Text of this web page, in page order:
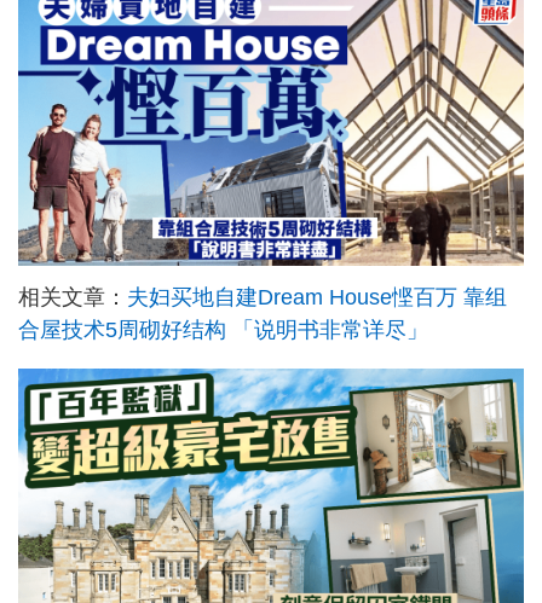
相关文章： 夫妇买地自建Dream House悭百万 靠组
合屋技术5周砌好结构 「说明书非常详尽」